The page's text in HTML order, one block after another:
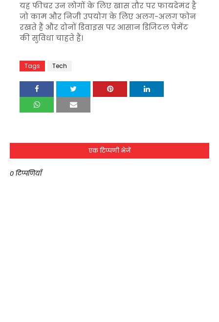
यह फीचर उन लोगों के लिए खास तौर पर फायदेमंद है
जो काम और निजी उपयोग के लिए अलग-अलग फोन
रखते हैं और दोनों डिवाइस पर आसान डिजिटल पेमेंट
की सुविधा चाहते हैं।
Tags Tech
एक टिप्पणी भेजें
0 टिप्पणियाँ